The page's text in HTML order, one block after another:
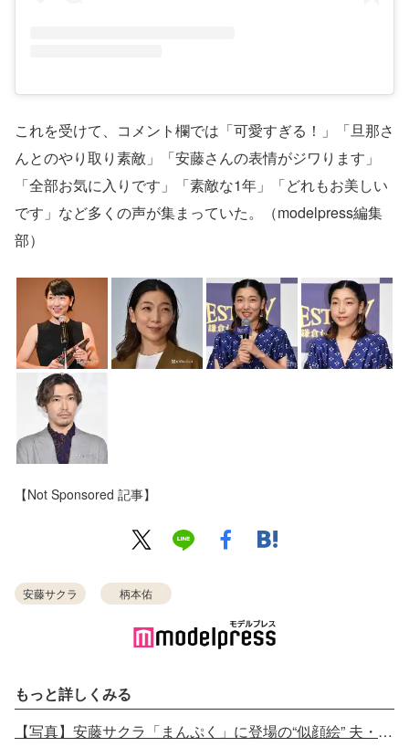
これを受けて、コメント欄では「可愛すぎる！」「旦那さ
んとのやり取り素敵」「安藤さんの表情がジワります」
「全部お気に入りです」「素敵な1年」「どれもお美しい
です」など多くの声が集まっていた。（modelpress編集
部）
【Not Sponsored 記事】
安藤サクラ 柄本佑
もっと詳しくみる
【写真】安藤サクラ「まんぷく」に登場の“似顔絵” 夫・柄本佑作だった「素敵な夫婦すぎ」と反響